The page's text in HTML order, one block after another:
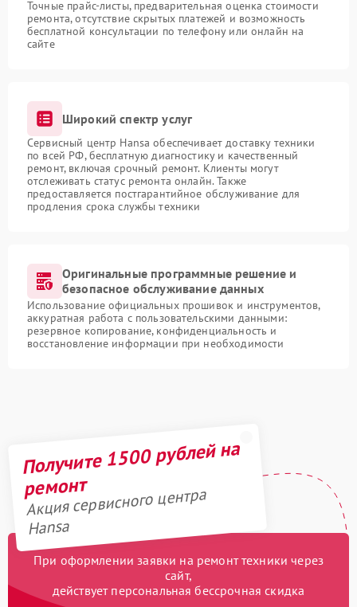
Точные прайс-листы, предварительная оценка стоимости
ремонта, отсутствие скрытых платежей и возможность
бесплатной консультации по телефону или онлайн на
сайте
Широкий спектр услуг
Сервисный центр Hansa обеспечивает доставку техники
по всей РФ, бесплатную диагностику и качественный
ремонт, включая срочный ремонт. Клиенты могут
отслеживать статус ремонта онлайн. Также
предоставляется постгарантийное обслуживание для
продления срока службы техники
Оригинальные программные решение и
безопасное обслуживание данных
Использование официальных прошивок и инструментов,
аккуратная работа с пользовательскими данными:
резервное копирование, конфиденциальность и
восстановление информации при необходимости
Получите 1500 рублей на
ремонт
Акция сервисного центра
Hansa
При оформлении заявки на ремонт техники через
сайт,
действует персональная бессрочная скидка